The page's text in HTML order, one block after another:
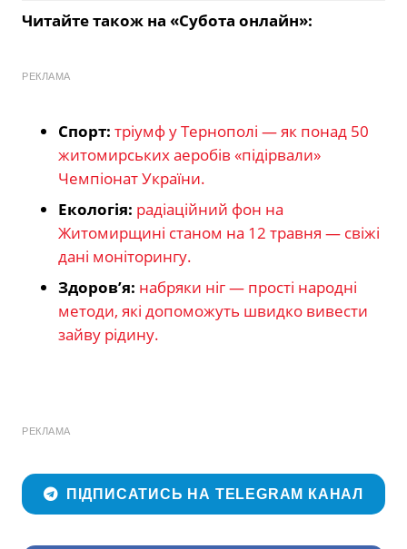
Читайте також на «Субота онлайн»:
РЕКЛАМА
Спорт: тріумф у Тернополі — як понад 50
житомирських аеробів «підірвали»
Чемпіонат України.
Екологія: радіаційний фон на
Житомирщині станом на 12 травня — свіжі
дані моніторингу.
Здоров’я: набряки ніг — прості народні
методи, які допоможуть швидко вивести
зайву рідину.
РЕКЛАМА
ПІДПИСАТИСЬ НА TELEGRAM КАНАЛ